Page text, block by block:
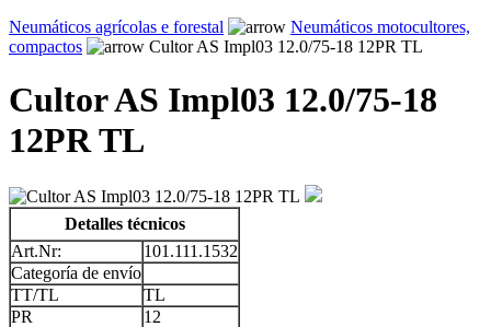
Neumáticos agrícolas e forestal
Neumáticos motocultores,
compactos
Cultor AS Impl03 12.0/75-18 12PR TL
Cultor AS Impl03 12.0/75-18
12PR TL
Detalles técnicos
Art.Nr:
101.111.1532
Categoría de envío
TT/TL
TL
PR
12